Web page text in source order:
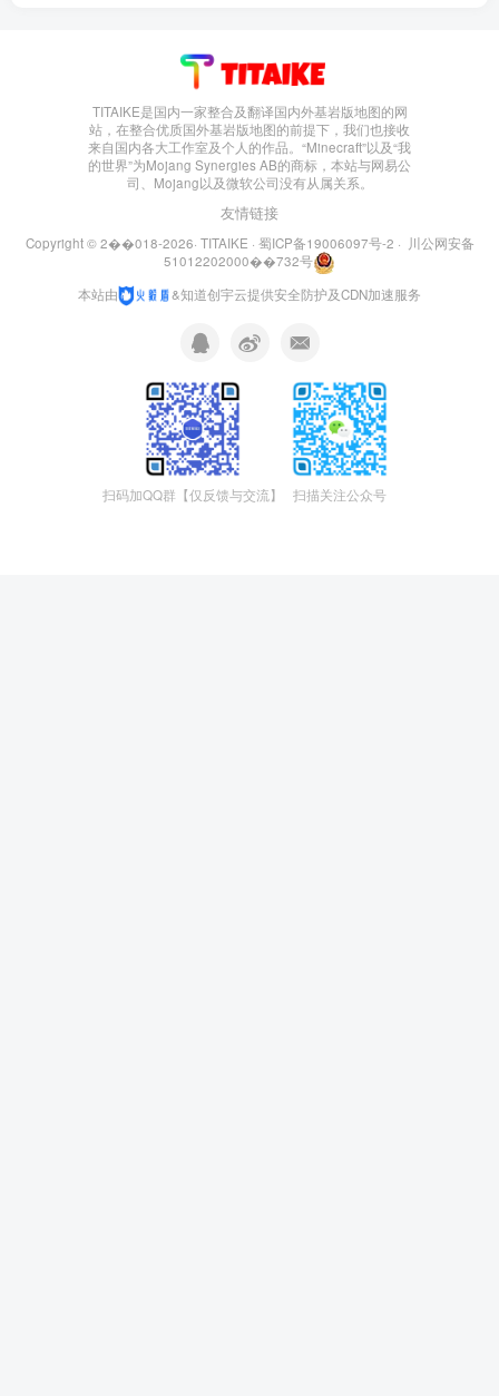
TITAIKE是国内一家󠄹󠅀󠄪󠄢󠄡󠄦󠄞󠄧󠄣󠄞󠄢󠄡󠄧󠄞󠄡󠄣󠅬󠅅󠅃󠄵󠅂󠄪󠅗󠅥󠅕󠅣󠅤󠅬󠅄󠄹󠄽󠄵󠄪󠄢󠄠󠄢󠄦󠄝󠄠󠄨󠄝󠄠󠄦󠄐󠄠󠄦󠄪󠄣󠄩󠄪󠄠󠄢󠅬󠇓󠅰󠆀󠅄󠄹󠅄󠄱󠄹󠄻󠄵󠇓󠅰󠆁󠅄󠇕󠆔󠆚󠇗󠆗󠆁󠇗󠆭󠆁󠄐󠇗󠅹󠅸󠇖󠆍󠅳󠇖󠅹󠅰󠇖󠆌󠅹整合及翻译国内外基岩版地图的网
站，在整合优质国外基岩版地图的前提下，我们也接收
来自国内各大工作室及个人的作品。“Minecraft”以及“我
的世界”为Mojang Synergies AB的商标，本站与网易公
司、Mojang以及微软公司没有从属关系。
友情链接
Copyright © 2󠄹󠅀󠄪󠄢󠄡󠄦󠄞󠄧󠄹󠅀󠄪󠄢󠄡󠄦󠄞󠄧󠄣󠄞󠄢󠄡󠄧󠄞󠄡󠄣󠅬󠅅󠅃󠄵󠅂󠄪󠅗󠅥󠅕󠅣󠅤󠅬󠅄󠄹󠄽󠄵󠄪󠄢󠄠󠄢󠄦󠄝󠄠󠄨󠄝󠄠󠄦󠄐󠄠󠄦󠄪󠄣󠄩󠄪󠄠󠄢󠅬󠇓󠅰󠆀󠅄󠄹󠅄󠄱󠄹󠄻󠄵󠇓󠅰󠆁󠅄󠇕󠆔󠆚󠇗󠆗󠆁󠇗󠆭󠆁󠄐󠇗󠅹󠅸󠇖󠆍󠅳󠇖󠅹󠅰󠇖󠆌󠅹󠄞󠄢󠄡󠄧󠄞󠄡󠄣󠅬󠅅󠅃󠄵󠅂󠄪󠅗󠅥󠅕󠅣󠅤󠅬󠅄󠄹󠄽󠄵󠄪󠄢󠄠󠄢󠄦󠄝󠄠󠄨󠄝󠄠󠄦󠄐󠄠󠄦󠄪󠄣󠄩󠄪󠄠󠄢󠅬󠇓󠅰󠆀󠅄󠄹󠅄󠄱󠄹󠄻󠄵󠇓󠅰󠆁󠅄󠇕󠆔󠆚󠇗󠆗󠆁󠇗󠆭󠆁󠄐󠇗󠅹󠅸󠇖󠆍󠅳󠇖󠅹󠅰󠇖󠆌󠅹018-2026· TITAIKE · 蜀ICP备19006097号-2 · 川公网安备
51012202000󠄹󠅀󠄪󠄢󠄡󠄦󠄞󠄧󠄣󠄞󠄢󠄡󠄧󠄞󠄡󠄣󠅬󠅅󠅃󠄵󠅂󠄪󠅗󠅥󠅕󠅣󠅤󠅬󠅄󠄹󠄽󠄵󠄪󠄢󠄠󠄢󠄦󠄝󠄠󠄨󠄝󠄠󠄦󠄐󠄠󠄦󠄪󠄣󠄩󠄪󠄠󠄢󠅬󠇓󠅰󠆀󠅄󠄹󠅄󠄱󠄹󠅀󠄪󠄢󠄡󠄦󠄞󠄧󠄣󠄞󠄢󠄡󠄧󠄞󠄡󠄣󠅬󠅅󠅃󠄵󠅂󠄪󠅗󠅥󠅕󠅣󠅤󠅬󠅄󠄹󠄽󠄵󠄪󠄢󠄠󠄢󠄦󠄝󠄠󠄨󠄝󠄠󠄦󠄐󠄠󠄦󠄪󠄣󠄩󠄪󠄠󠄢󠅬󠇓󠅰󠆀󠅄󠄹󠅄󠄱󠄹󠄻󠄵󠇓󠅰󠆁󠅄󠇕󠆔󠆚󠇗󠆗󠆁󠇗󠆭󠆁󠄐󠇗󠅹󠅸󠇖󠆍󠅳󠇖󠅹󠅰󠇖󠆌󠅹󠄻󠄵󠇓󠅰󠆁󠅄󠇕󠆔󠆚󠇗󠆗󠆁󠇗󠆭󠆁󠄐󠇗󠅹󠅸󠇖󠆍󠅳󠇖󠅹󠅰󠇖󠆌󠅹732号
本站由
&知道创宇云提供安全防护及CDN加速服务
扫码加QQ群【仅反馈与交流】 扫描关注公众号